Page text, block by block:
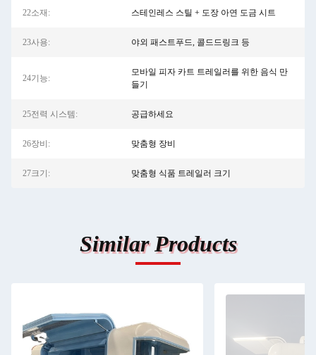
22소재: 스테인레스 스틸 + 도장 아연 도금 시트
23사용: 야외 패스트푸드, 콜드드링크 등
24기능:
모바일 피자 카트 트레일러를 위한 음식 만
들기
25전력 시스템: 공급하세요
26장비: 맞춤형 장비
27크기: 맞춤형 식품 트레일러 크기
Similar Products